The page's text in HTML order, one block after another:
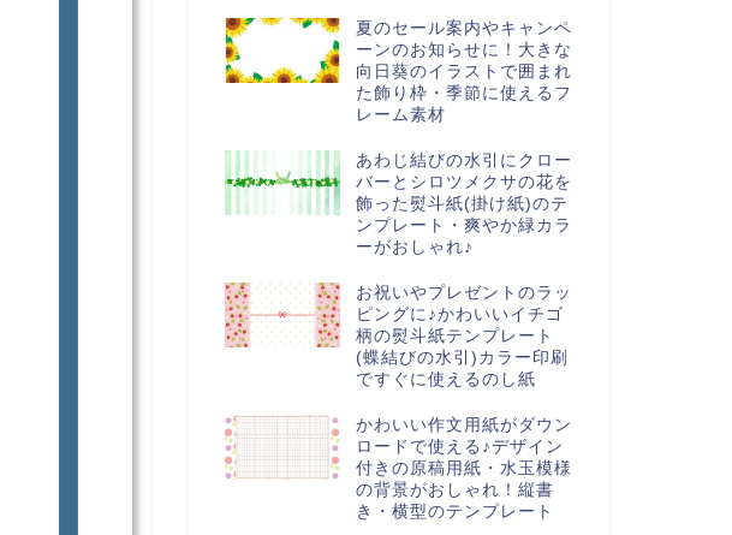
夏のセール案内やキャンペ
ーンのお知らせに！大きな
向日葵のイラストで囲まれ
た飾り枠・季節に使えるフ
レーム素材
あわじ結びの水引にクロー
バーとシロツメクサの花を
飾った熨斗紙(掛け紙)のテ
ンプレート・爽やか緑カラ
ーがおしゃれ♪
お祝いやプレゼントのラッ
ピングに♪かわいいイチゴ
柄の熨斗紙テンプレート
(蝶結びの水引)カラー印刷
ですぐに使えるのし紙
かわいい作文用紙がダウン
ロードで使える♪デザイン
付きの原稿用紙・水玉模様
の背景がおしゃれ！縦書
き・横型のテンプレート